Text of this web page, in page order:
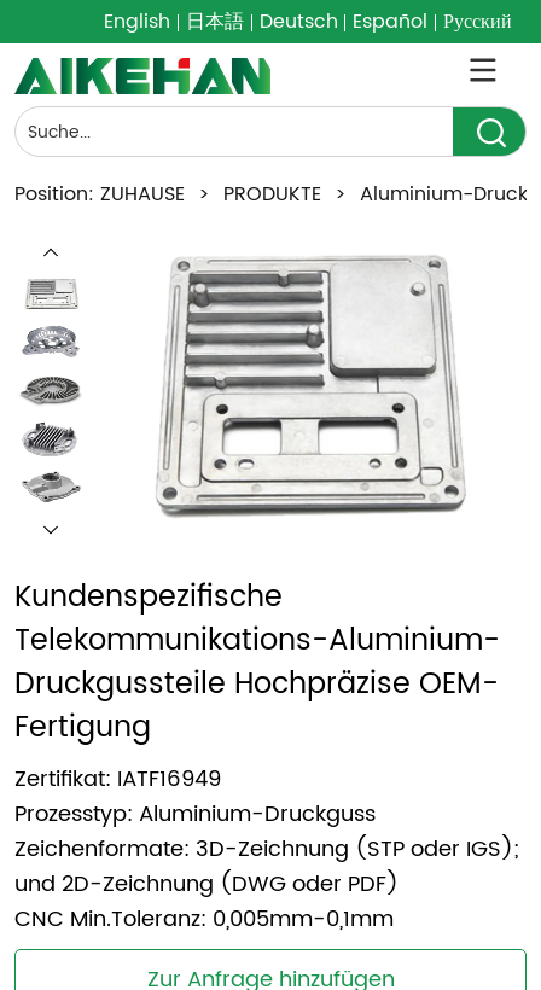
English 日本語 Deutsch Español Русский
Position: ZUHAUSE > PRODUKTE > Aluminium-
Kundenspezifische
Telekommunikations-Aluminium-
Druckgussteile Hochpräzise OEM-
Fertigung
Zertifikat: IATF16949
Prozesstyp: Aluminium-Druckguss
Zeichenformate: 3D-Zeichnung (STP oder IGS);
und 2D-Zeichnung (DWG oder PDF)
CNC Min.Toleranz: 0,005mm-0,1mm
Zur Anfrage hinzufügen